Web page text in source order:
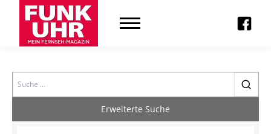
Search
Erweiterte Suche